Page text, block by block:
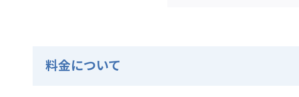
料金について